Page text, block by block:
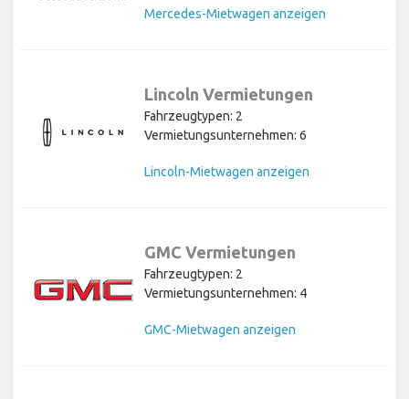
Mercedes-Mietwagen anzeigen
Lincoln Vermietungen
Fahrzeugtypen: 2
Vermietungsunternehmen: 6
Lincoln-Mietwagen anzeigen
GMC Vermietungen
Fahrzeugtypen: 2
Vermietungsunternehmen: 4
GMC-Mietwagen anzeigen